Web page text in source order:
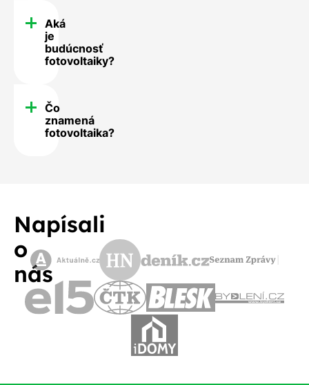
Aká
je
budúcnosť
fotovoltaiky?
Čo
znamená
fotovoltaika?
Napísali
o
nás